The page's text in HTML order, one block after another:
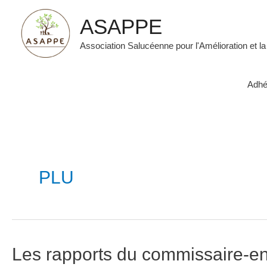
contenu
ASAPPE
Association Salucéenne pour l'Amélioration et
PLU
Les rapports du commissaire-